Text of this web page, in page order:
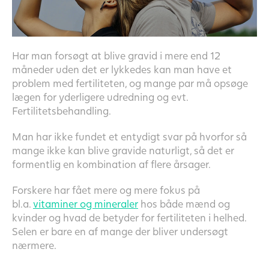
Har man forsøgt at blive gravid i mere end 12
måneder uden det er lykkedes kan man have et
problem med fertiliteten, og mange par må opsøge
lægen for yderligere udredning og evt.
Fertilitetsbehandling.
Man har ikke fundet et entydigt svar på hvorfor så
mange ikke kan blive gravide naturligt, så det er
formentlig en kombination af flere årsager.
Forskere har fået mere og mere fokus på
bl.a.vitaminer og mineraler hos både mænd og
kvinder og hvad de betyder for fertiliteten i helhed.
Selen er bare en af mange der bliver undersøgt
nærmere.